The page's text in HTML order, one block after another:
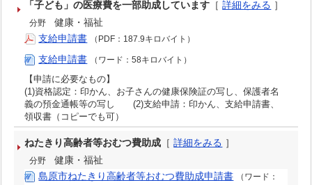
「子ども」の医療費を一部助成しています ［詳細をみる ］
分野
健康・福祉
支給申請書
（PDF：187.9キロバイト）
支給申請書 （ワード：58キロバイト）
【申請に必要なもの】
(1)資格認定：印かん、お子さんの健康保険証の写し、保護者名
義の預金通帳等の写し (2)支給申請：印かん、支給申請書、
領収書（コピーでも可）
ねたきり高齢者等おむつ費助成 ［詳細をみる ］
分野
健康・福祉
島原市ねたきり高齢者等おむつ費助成申請書
（ワード：